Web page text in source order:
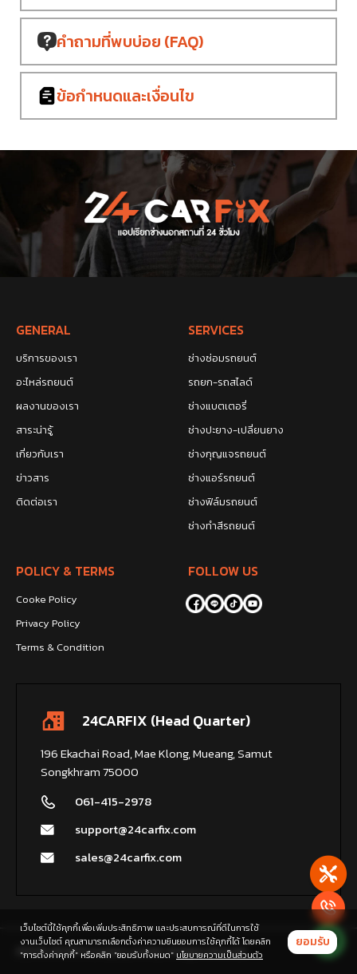
คำถามที่พบบ่อย (FAQ)
ข้อกำหนดและเงื่อนไข
GENERAL
บริการของเรา
อะไหล่รถยนต์
ผลงานของเรา
สาระน่ารู้
เกี่ยวกับเรา
ข่าวสาร
ติดต่อเรา
SERVICES
ช่างซ่อมรถยนต์
รถยก-รถสไลด์
ช่างแบตเตอรี่
ช่างปะยาง-เปลี่ยนยาง
ช่างกุญแจรถยนต์
ช่างแอร์รถยนต์
ช่างฟิล์มรถยนต์
ช่างทำสีรถยนต์
POLICY & TERMS
Cooke Policy
Privacy Policy
Terms & Condition
FOLLOW US
24CARFIX (Head Quarter)
196 Ekachai Road, Mae Klong, Mueang, Samut
Songkhram 75000
061-415-2978
support@24carfix.com
sales@24carfix.com
2025 © 24CARFIX Company Limited, All Rights Reserved.
เว็บไซต์นี้ใช้คุกกี้เพื่อเพิ่มประสิทธิภาพ และประสบการณ์ที่ดีในการใช้
งานเว็บไซต์ คุณสามารถเลือกตั้งค่าความยินยอมการใช้คุกกี้ได้ โดยคลิก
"การตั้งค่าคุกกี้" หรือคลิก "ยอมรับทั้งหมด" นโยบายความเป็นส่วนตัว
ยอมรับ